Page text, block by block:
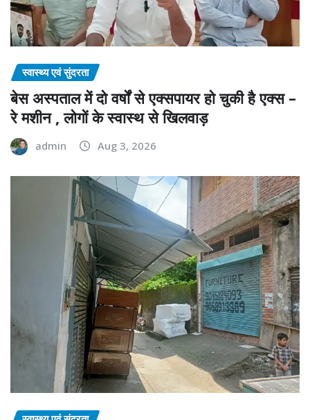
स्वास्थ्य एवं सुंदरता
बेस अस्पताल में दो वर्षों से एक्सपायर हो चुकी है एक्स –
रे मशीन , लोगों के स्वास्थ से खिलवाड़
admin Aug 3, 2026